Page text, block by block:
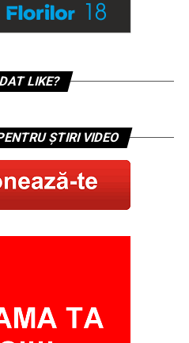
LIKE?
ȘTIRI VIDEO